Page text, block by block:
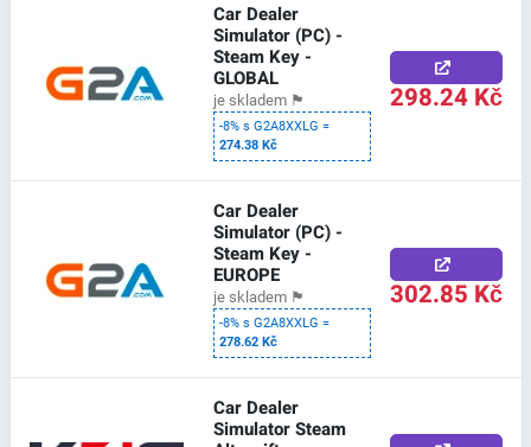
Car Dealer
Simulator (PC) -
Steam Key -
GLOBAL
je skladem 🏴
-8% s G2A8XXLG =
274.38 Kč
298.24 Kč
Car Dealer
Simulator (PC) -
Steam Key -
EUROPE
je skladem 🏴
-8% s G2A8XXLG =
278.62 Kč
302.85 Kč
Car Dealer
Simulator Steam